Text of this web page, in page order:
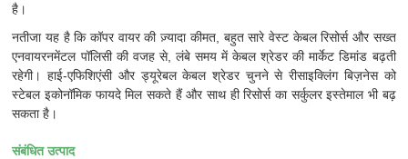
है।
नतीजा यह है कि कॉपर वायर की ज़्यादा कीमत, बहुत सारे वेस्ट केबल रिसोर्स और सख्त
एनवायरनमेंटल पॉलिसी की वजह से, लंबे समय में केबल श्रेडर की मार्केट डिमांड बढ़ती
रहेगी। हाई-एफिशिएंसी और ड्यूरेबल केबल श्रेडर चुनने से रीसाइक्लिंग बिज़नेस को
स्टेबल इकोनॉमिक फायदे मिल सकते हैं और साथ ही रिसोर्स का सर्कुलर इस्तेमाल भी बढ़
सकता है।
संबंधित उत्पाद